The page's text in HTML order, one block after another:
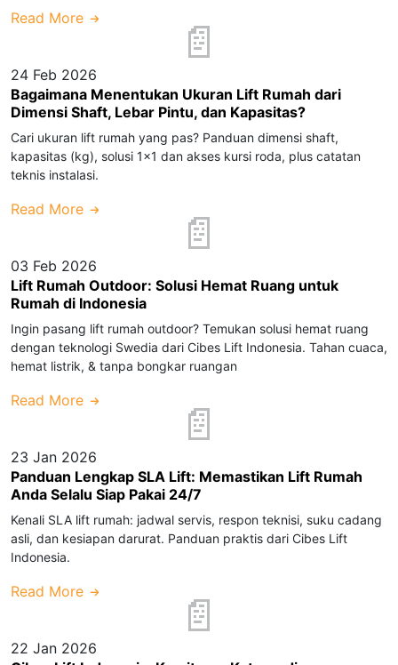
Read More
24 Feb 2026
Bagaimana Menentukan Ukuran Lift Rumah dari
Dimensi Shaft, Lebar Pintu, dan Kapasitas?
Cari ukuran lift rumah yang pas? Panduan dimensi shaft,
kapasitas (kg), solusi 1x1 dan akses kursi roda, plus catatan
teknis instalasi.
Read More
03 Feb 2026
Lift Rumah Outdoor: Solusi Hemat Ruang untuk
Rumah di Indonesia
Ingin pasang lift rumah outdoor? Temukan solusi hemat ruang
dengan teknologi Swedia dari Cibes Lift Indonesia. Tahan cuaca,
hemat listrik, & tanpa bongkar ruangan
Read More
23 Jan 2026
Panduan Lengkap SLA Lift: Memastikan Lift Rumah
Anda Selalu Siap Pakai 24/7
Kenali SLA lift rumah: jadwal servis, respon teknisi, suku cadang
asli, dan kesiapan darurat. Panduan praktis dari Cibes Lift
Indonesia.
Read More
22 Jan 2026